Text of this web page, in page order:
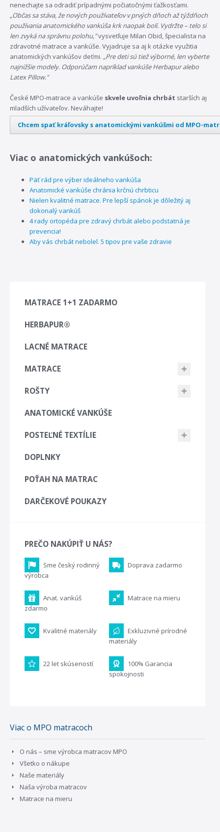
nenechajte sa odradiť prípadnými počiatočnými ťažkosťami.
„Občas sa stáva, že nových používateľov v prvých dňoch až týždňoch
používania anatomického vankúša krk naopak bolí. Vydržte – telo si
len zvyká na správnu polohu,"vysvetľuje Milan Obid, špecialista na
zdravotné matrace a vankúše. Vyjadruje sa aj k otázke využitia
anatomických vankúšov deťmi. „Pre deti sú tiež výborné, len vyberte
najnižšie modely. Odporúčam napríklad vankúše Herbapur alebo
Latex Pillow."
České MPO-matrace a vankúše skvele uvoľnia chrbát starších aj
mladších užívateľov. Neváhajte!
Chcem spať kráľovsky s anatomickými vankúšmi od MPO-
Viac o anatomických vankúšoch:
Päť rád pre výber ideálneho vankúša
Anatomické vankúše chránia krčnú chrbticu
Nielen kvalitné matrace. Pre lepší spánok je dôležitý aj
dokonalý vankúš
4 rady ortopéda pre zdravý chrbát alebo podstatná je
prevencia!
Aby vás chrbát nebolel. 5 tipov pre vaše zdravie
MATRACE 1+1 ZADARMO
HERBAPUR®
LACNÉ MATRACE
MATRACE
ROŠTY
ANATOMICKÉ VANKÚŠE
POSTEĽNÉ TEXTÍLIE
DOPLNKY
POŤAH NA MATRAC
DARČEKOVÉ POUKAZY
PREČO NAKÚPIŤ U NÁS?
Sme český rodinný
výrobca
Doprava zadarmo
Anat. vankúš
zdarmo
Matrace na mieru
Kvalitné materiály
Exkluzivné prírodné
materiály
22 let skúseností
100% Garancia
spokojnosti
Viac o MPO matracoch
O nás – sme výrobca matracov MPO
Všetko o nákupe
Naše materiály
Naša výroba matracov
Matrace na mieru